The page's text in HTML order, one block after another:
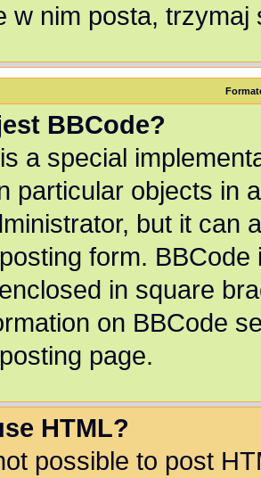
w nim posta,
BBCode?
a special
particular objects in
but it can
form.
in square
on BBCode
page.
HTML?
possible to post